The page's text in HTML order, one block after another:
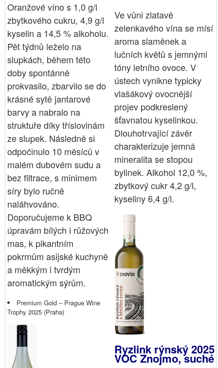
Oranžové víno s 1,0 g/l
zbytkového cukru, 4,9 g/l
kyselin a 14,5 % alkoholu.
Pět týdnů leželo na
slupkách, během této
doby spontánně
prokvasilo, zbarvilo se do
krásné sytě jantarové
barvy a nabralo na
struktuře díky tříslovinám
ze slupek. Následně si
odpočinulo 10 měsíců v
malém dubovém sudu a
bez filtrace, s minimem
síry bylo ručně
naláhvováno.
Doporučujeme k BBQ
úpravám bílých i růžových
mas, k pikantním
pokrmům asijské kuchyně
a měkkým i tvrdým
aromatickým sýrům.
Premium Gold – Prague Wine
Trophy 2025 (Praha)
Ve vůni zlatavě
zelenkavého vína se mísí
aroma slaměnek a
lučních květů s jemnými
tóny letního ovoce. V
ústech vynikne typicky
vlašákový ovocnější
projev podkreslený
šťavnatou kyselinkou.
Dlouhotrvající závěr
charakterizuje jemná
mineralita se stopou
bylinek. Alkohol 12,0 %,
zbytkový cukr 4,2 g/l,
kyseliny 6,4 g/l.
Ryzlink rýnský 2025
VOC Znojmo, suché